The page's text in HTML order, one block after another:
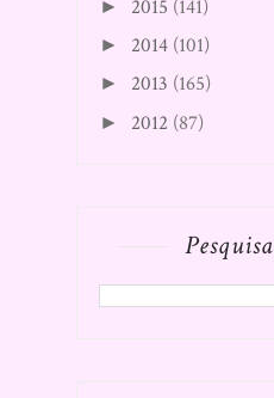
► 2015 (141)
► 2014 (101)
► 2013 (165)
► 2012 (87)